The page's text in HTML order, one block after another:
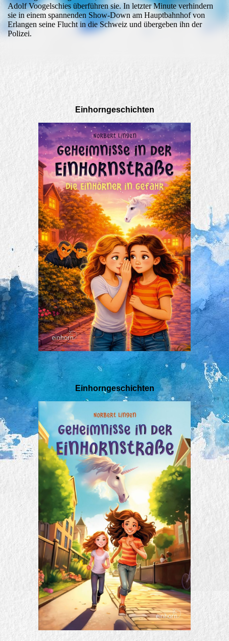
Adolf Voogelschies überführen sie. In letzter Minute verhindern
sie in einem spannenden Show-Down am Hauptbahnhof von
Erlangen seine Flucht in die Schweiz und übergeben ihn der
Polizei.
Einhorngeschichten
Einhorngeschichten